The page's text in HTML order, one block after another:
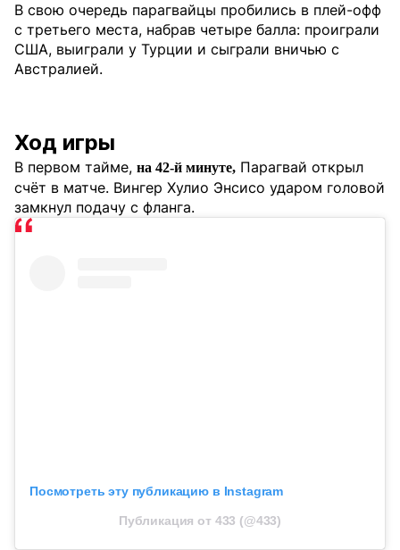
В свою очередь парагвайцы пробились в плей-офф
с третьего места, набрав четыре балла: проиграли
США, выиграли у Турции и сыграли вничью с
Австралией.
Ход игры
В первом тайме, на 42-й минуте, Парагвай открыл
счёт в матче. Вингер Хулио Энсисо ударом головой
замкнул подачу с фланга.
Посмотреть эту публикацию в Instagram
Публикация от 433 (@433)